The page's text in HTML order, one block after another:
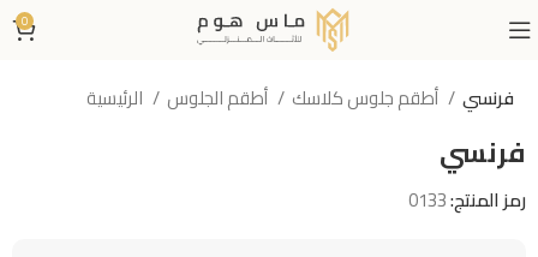
0
أطقم الجلوس أطقم جلوس كلاسك فرنسي
فرنسي
رمز المنتج:0133